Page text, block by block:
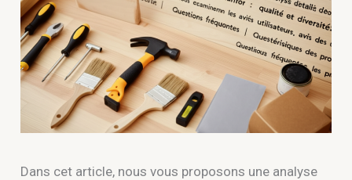
Dans cet article, nous vous proposons une analyse